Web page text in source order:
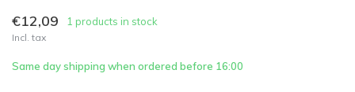
€12,09 1 products in stock
Incl. tax
Same day shipping when ordered before 16:00